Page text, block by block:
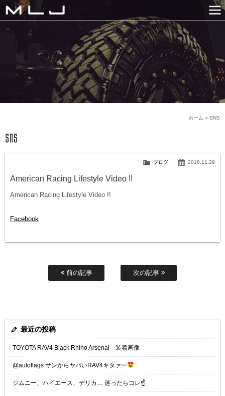
MLJ / Lexani(レクサーニ
GALLERY
SNS
NEWS
COMPANY
HISTORY
CONTACT US
LINK
SNS
ホーム >
2018.11.29
ブログ
American Racing Lifestyle Video !!
American Racing Lifestyle Video !!
Facebook
前の記事 次の記事
最近の投稿
TOYOTA RAV4 Black Rhino Arsenal 装着画像
@autoflags サンからヤバいRAV4キタァー
ジムニー、ハイエース、デリカ… 迷ったらコレ☝️